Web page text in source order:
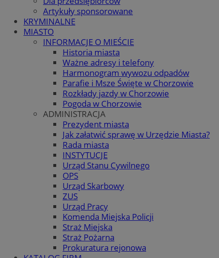
Artykuły sponsorowane
KRYMINALNE
MIASTO
INFORMACJE O MIEŚCIE
Historia miasta
Ważne adresy i telefony
Harmonogram wywozu odpadów
Parafie i Msze Święte w Chorzowie
Rozkłady jazdy w Chorzowie
Pogoda w Chorzowie
ADMINISTRACJA
Prezydent miasta
Jak załatwić sprawę w Urzędzie Miasta?
Rada miasta
INSTYTUCJE
Urząd Stanu Cywilnego
OPS
Urząd Skarbowy
ZUS
Urząd Pracy
Komenda Miejska Policji
Straż Miejska
Straż Pożarna
Prokuratura rejonowa